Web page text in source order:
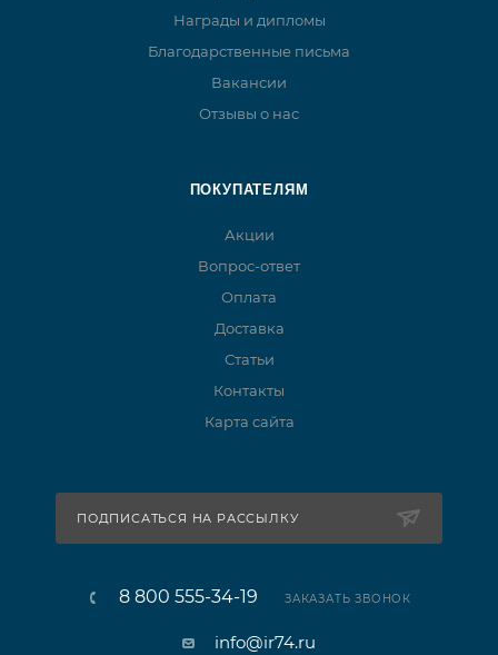
Награды и дипломы
Благодарственные письма
Вакансии
Отзывы о нас
ПОКУПАТЕЛЯМ
Акции
Вопрос-ответ
Оплата
Доставка
Статьи
Контакты
Карта сайта
ПОДПИСАТЬСЯ НА РАССЫЛКУ
8 800 555-34-19 ЗАКАЗАТЬ ЗВОНОК
info@ir74.ru